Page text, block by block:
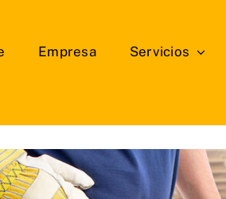
Empresa Servicios